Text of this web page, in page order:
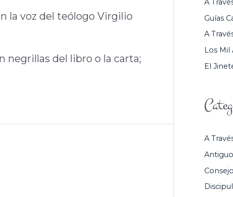
la voz del teólogo Virgilio
negrillas del libro o la carta;
R
:
A
Guías
A
Los Mil
El
A